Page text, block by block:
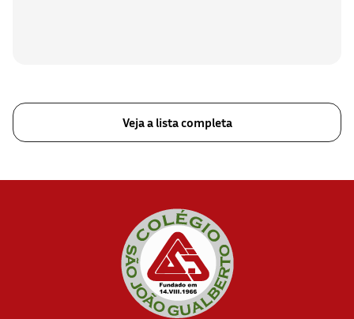
Veja a lista completa